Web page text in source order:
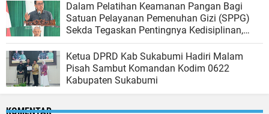
Dalam Pelatihan Keamanan Pangan Bagi
Satuan Pelayanan Pemenuhan Gizi (SPPG)
Sekda Tegaskan Pentingnya Kedisiplinan,
Tanggungjawab Dan Penerapan Sop Di SPPG
Ketua DPRD Kab Sukabumi Hadiri Malam
Pisah Sambut Komandan Kodim 0622
Kabupaten Sukabumi
KOMENTAR